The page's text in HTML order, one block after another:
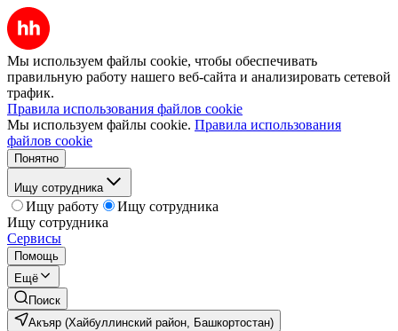
Мы используем файлы cookie, чтобы обеспечивать
правильную работу нашего веб-сайта и анализировать сетевой
трафик.
Правила использования файлов cookie
Мы используем файлы cookie. Правила использования
файлов cookie
Понятно
Ищу сотрудника
Ищу работу
Ищу сотрудника
Ищу сотрудника
Сервисы
Помощь
Ещё
Поиск
Акъяр (Хайбуллинский район, Башкортостан)